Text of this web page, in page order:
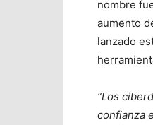
nombre
aumento
lanzado
“Los
confianza